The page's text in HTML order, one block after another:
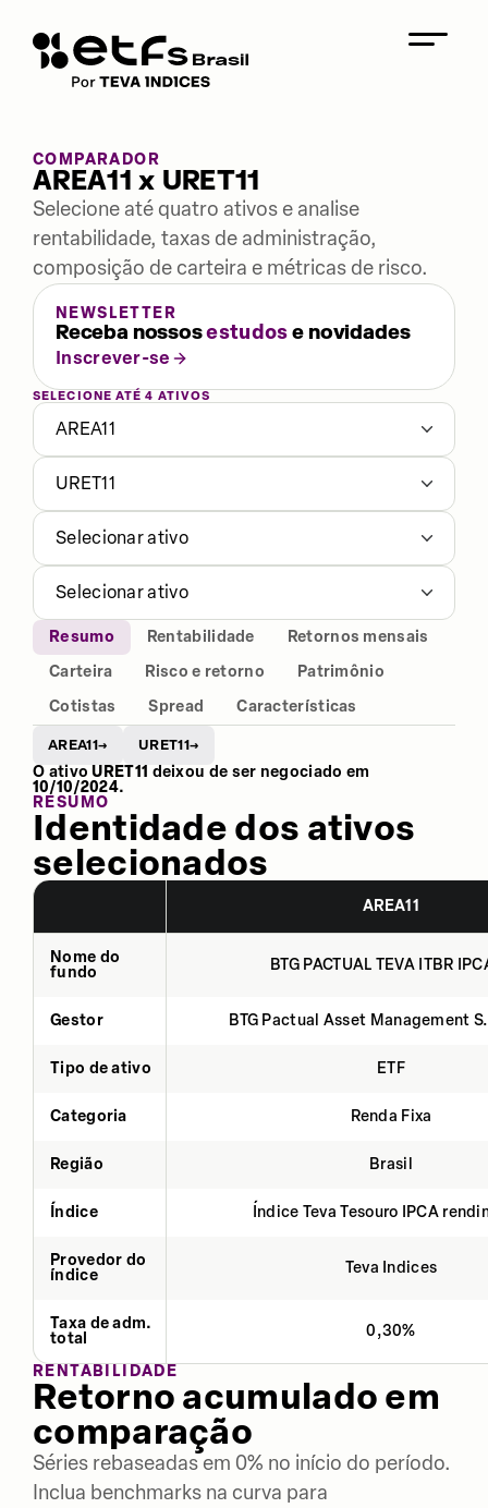
COMPARADOR
AREA11 x URET11
Selecione até quatro ativos e analise
rentabilidade, taxas de administração,
composição de carteira e métricas de risco.
NEWSLETTER
Receba nossosestudose novidades
Inscrever-se
SELECIONE ATÉ 4 ATIVOS
AREA11
URET11
Selecionar ativo
Selecionar ativo
Resumo Rentabilidade
Retornos mensais
Carteira
Risco e retorno
Patrimônio
Cotistas
Spread Características
AREA11→ URET11→
O ativoURET11 deixou de ser negociado em
10/10/2024.
RESUMO
Identidade dos ativos
selecionados
AREA11
Nome do
fundo
BTG PACTUAL TEVA ITBR
Gestor BTG Pactual Asset Management
Tipo de ativo ETF
Categoria Renda Fixa
Região Brasil
Índice Índice Teva Tesouro IPCA
Provedor do
índice
Teva Indices
Taxa de adm.
total
0,30%
RENTABILIDADE
Retorno acumulado em
comparação
Séries rebaseadas em 0% no início do período.
Inclua benchmarks na curva para